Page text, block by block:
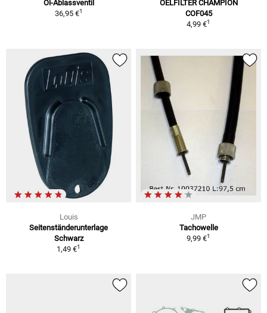
Öl-Ablassventil
36,95 €1
OELFILTER CHAMPION
COF045
4,99 €1
Louis
Seitenständerunterlage
Schwarz
1,49 €1
JMP
Tachowelle
9,99 €1